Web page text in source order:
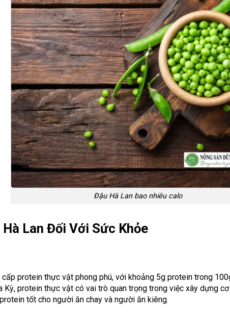
Đậu Hà Lan bao nhiêu calo
Lan Đối Với Sức Khỏe
cấp protein thực vật phong phú, với khoảng 5g protein trong
Kỳ, protein thực vật có vai trò quan trọng trong việc xây dựng
tốt cho người ăn chay và người ăn kiêng.